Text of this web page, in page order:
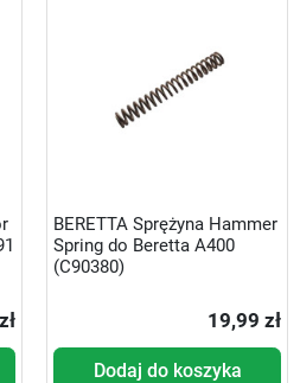
BERETTA Sprężyna Hammer
Spring do Beretta A400
(C90380)
19,99 zł
Dodaj do koszyka